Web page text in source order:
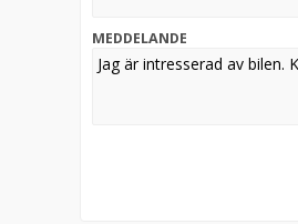
Aftén Bil - En riktigt bra
MEDDELANDE